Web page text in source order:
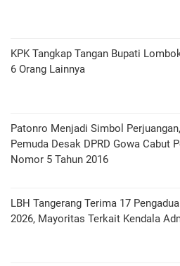
KPK Tangkap Tangan Bupati
6 Orang Lainnya
Patonro Menjadi Simbol
Pemuda Desak DPRD Gowa Cabut
Nomor 5 Tahun 2016
LBH Tangerang Terima 17
2026, Mayoritas Terkait Kendala